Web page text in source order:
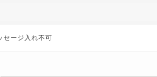
セージ入れ不可